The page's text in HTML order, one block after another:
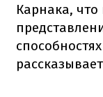
Карнака,